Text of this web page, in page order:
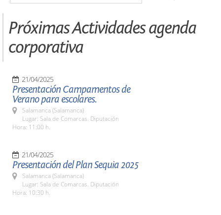
Próximas Actividades agenda
corporativa
21/04/2025
Presentación Campamentos de
Verano para escolares.
Salamanca (Salamanca)
Lugar: Sala de Comarcas. Diputación
Hora: 11:00 h.
21/04/2025
Presentación del Plan Sequia 2025
Salamanca (Salamanca)
Lugar: Sala de Comarcas. Diputación
Hora: 10:30 h.